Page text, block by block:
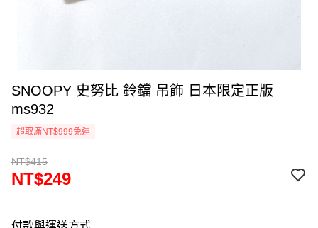
SNOOPY 史努比 鈴鐺 吊飾 日本限定正版
ms932
超取滿NT$999免運
NT$415
NT$249
付款與運送方式